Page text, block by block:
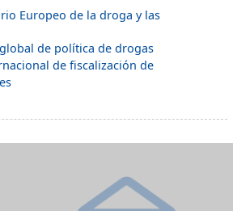
Europeo de la droga y las
de política de drogas
de fiscalización de